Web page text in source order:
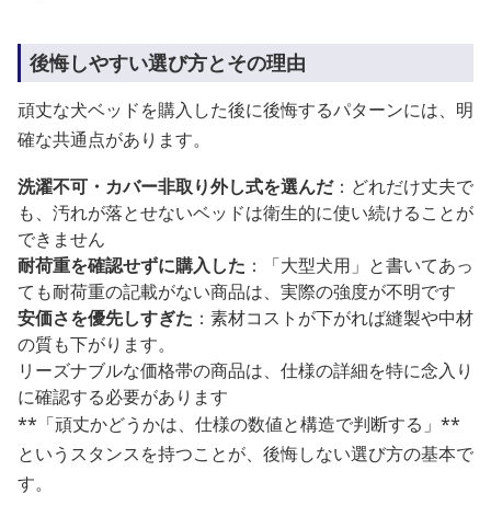
後悔しやすい選び方とその理由
頑丈な犬ベッドを購入した後に後悔するパターンには、明
確な共通点があります。
洗濯不可・カバー非取り外し式を選んだ：どれだけ丈夫で
も、汚れが落とせないベッドは衛生的に使い続けることが
できません
耐荷重を確認せずに購入した ：「大型犬用」と書いてあっ
ても耐荷重の記載がない商品は、実際の強度が不明です
安価さを優先しすぎた ：素材コストが下がれば縫製や中材
の質も下がります。
リーズナブルな価格帯の商品は、仕様の詳細を特に念入り
に確認する必要があります
**「頑丈かどうかは、仕様の数値と構造で判断する」**
というスタンスを持つことが、後悔しない選び方の基本で
す。